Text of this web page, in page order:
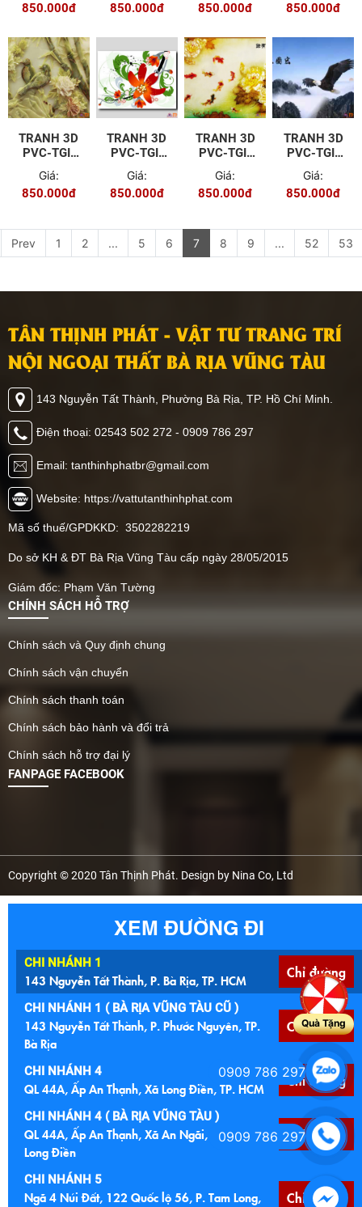
850.000đ 850.000đ 850.000đ 850.000đ
TRANH 3D
PVC-TGI-
YD-P105
Giá:
850.000đ
TRANH 3D
PVC-TGI-
YS-P012
Giá:
850.000đ
TRANH 3D
PVC-TGI-
ZS-P014
Giá:
850.000đ
TRANH 3D
PVC-TGI-
FJ-P015
Giá:
850.000đ
Prev 1 2 ... 5 6 7 8 9 ... 52 53
TÂN THỊNH PHÁT - VẬT TƯ TRANG TRÍ
NỘI NGOẠI THẤT BÀ RỊA VŨNG TÀU
143 Nguyễn Tất Thành, Phường Bà Rịa, TP. Hồ Chí Minh.
Điện thoại: 02543 502 272 - 0909 786 297
Email: tanthinhphatbr@gmail.com
Website: https://vattutanthinhphat.com
Mã số thuế/GPDKKD: 3502282219
Do sở KH & ĐT Bà Rịa Vũng Tàu cấp ngày 28/05/2015
Giám đốc: Phạm Văn Tường
CHÍNH SÁCH HỖ TRỢ
Chính sách và Quy định chung
Chính sách vận chuyển
Chính sách thanh toán
Chính sách bảo hành và đổi trả
Chính sách hỗ trợ đại lý
FANPAGE FACEBOOK
Copyright © 2020 Tân Thịnh Phát. Design by Nina Co, Ltd
XEM ĐƯỜNG ĐI
CHI NHÁNH 1
143 Nguyễn Tất Thành, P. Bà Rịa, TP. HCM Chỉ đường
CHI NHÁNH 1 ( BÀ RỊA VŨNG TÀU CŨ )
143 Nguyễn Tất Thành, P. Phước Nguyên, TP.
Bà Rịa
Chỉ đường
CHI NHÁNH 4
QL 44A, Ấp An Thạnh, Xã Long Điền, TP. HCM Chỉ đường
CHI NHÁNH 4 ( BÀ RỊA VŨNG TÀU )
QL 44A, Ấp An Thạnh, Xã An Ngãi, Huyện
Long Điền
Chỉ đường
CHI NHÁNH 5
Ngã 4 Núi Đất, 122 Quốc lộ 56, P. Tam Long,
Chỉ đường
Quà Tặng
0909 786 297
0909 786 297